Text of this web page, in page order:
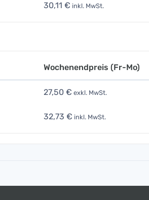
30,11 € inkl. MwSt.
Wochenendpreis (Fr-Mo)
27,50 € exkl. MwSt.
32,73 € inkl. MwSt.